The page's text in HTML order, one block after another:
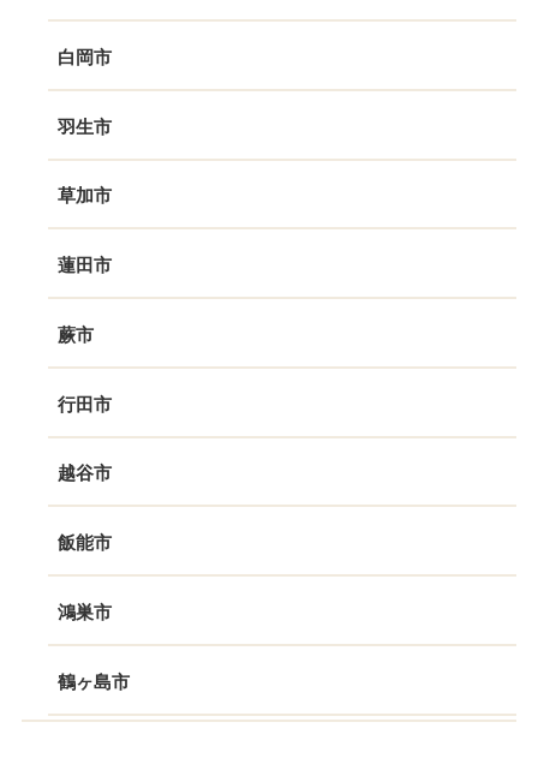
白岡市
羽生市
草加市
蓮田市
蕨市
行田市
越谷市
飯能市
鴻巣市
鶴ヶ島市